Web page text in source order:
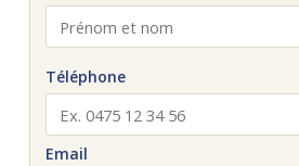
Téléphone
Email